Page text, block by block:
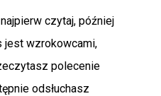
czytaj, później
jest wzrokowcami,
polecenie
odsłuchasz